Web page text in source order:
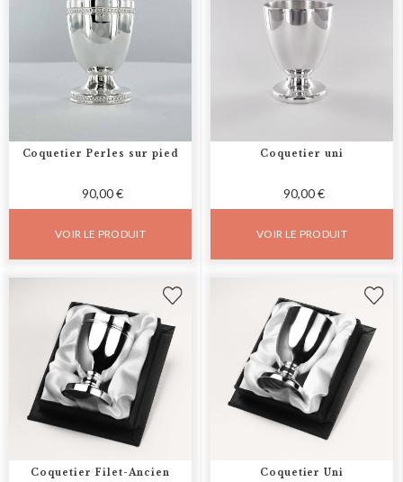
Coquetier Perles sur pied
90,00 €
VOIR LE PRODUIT
Coquetier uni
90,00 €
VOIR LE PRODUIT
Coquetier Filet-Ancien Coquetier Uni